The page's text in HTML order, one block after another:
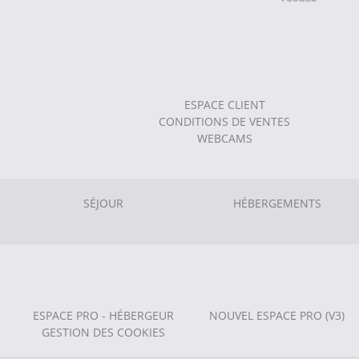
ESPACE CLIENT
CONDITIONS DE VENTES
WEBCAMS
SÉJOUR HÉBERGEMENTS
ESPACE PRO - HÉBERGEUR
NOUVEL ESPACE PRO (V3)
GESTION DES COOKIES